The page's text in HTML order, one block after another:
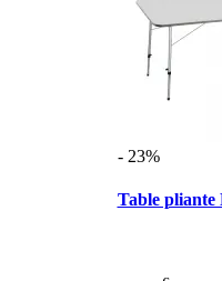
- 23%
Table